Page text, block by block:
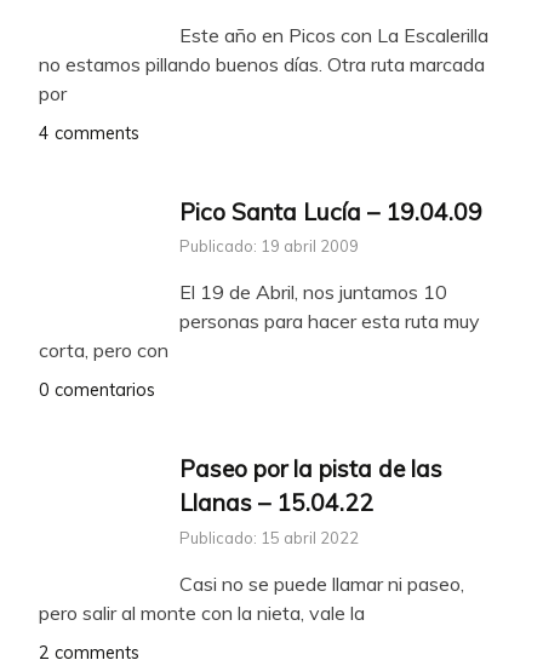
Este año en Picos con La Escalerilla
no estamos pillando buenos días. Otra ruta marcada
por
4 comments
Pico Santa Lucía – 19.04.09
Publicado: 19 abril 2009
El 19 de Abril, nos juntamos 10
personas para hacer esta ruta muy
corta, pero con
0 comentarios
Paseo por la pista de las
Llanas – 15.04.22
Publicado: 15 abril 2022
Casi no se puede llamar ni paseo,
pero salir al monte con la nieta, vale la
2 comments